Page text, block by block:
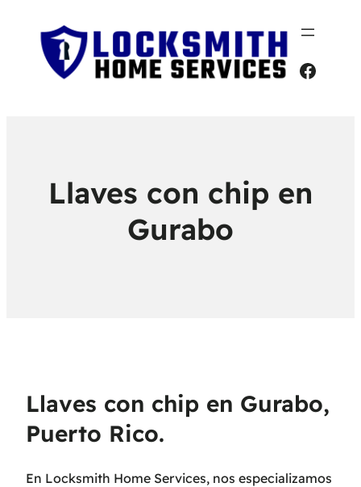
Llaves con chip en
Gurabo
Llaves con chip en Gurabo,
Puerto Rico.
En Locksmith Home Services, nos especializamos